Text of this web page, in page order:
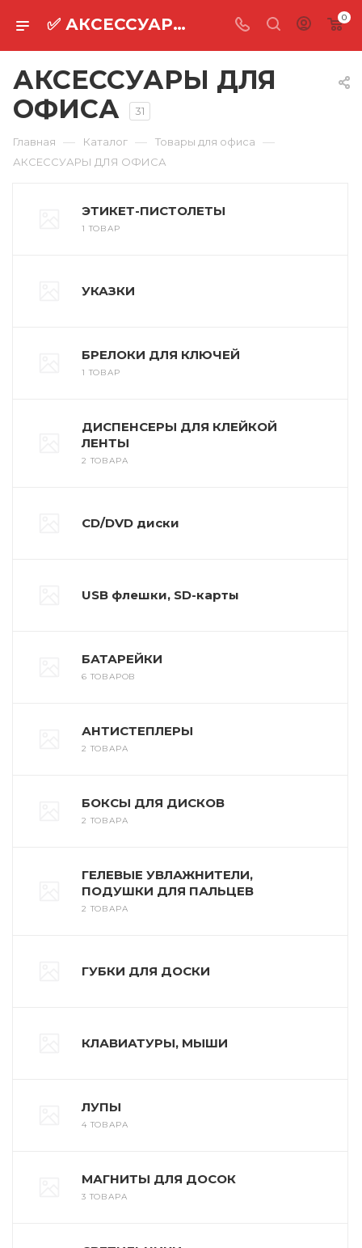
✅ АКСЕССУАРЫ ДЛЯ ОФИСА оптом ⚡ 0
АКСЕССУАРЫ ДЛЯ
ОФИСА
31
Главная — Каталог — Товары для офиса —
АКСЕССУАРЫ ДЛЯ ОФИСА
ЭТИКЕТ-ПИСТОЛЕТЫ
1 ТОВАР
УКАЗКИ
БРЕЛОКИ ДЛЯ КЛЮЧЕЙ
1 ТОВАР
ДИСПЕНСЕРЫ ДЛЯ КЛЕЙКОЙ
ЛЕНТЫ
2 ТОВАРА
CD/DVD диски
USB флешки, SD-карты
БАТАРЕЙКИ
6 ТОВАРОВ
АНТИСТЕПЛЕРЫ
2 ТОВАРА
БОКСЫ ДЛЯ ДИСКОВ
2 ТОВАРА
ГЕЛЕВЫЕ УВЛАЖНИТЕЛИ,
ПОДУШКИ ДЛЯ ПАЛЬЦЕВ
2 ТОВАРА
ГУБКИ ДЛЯ ДОСКИ
КЛАВИАТУРЫ, МЫШИ
ЛУПЫ
4 ТОВАРА
МАГНИТЫ ДЛЯ ДОСОК
3 ТОВАРА